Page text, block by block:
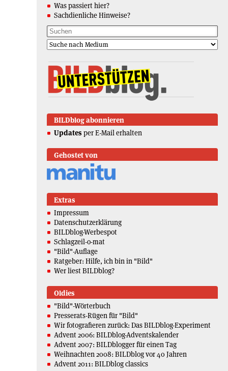
Was passiert hier?
Sachdienliche Hinweise?
BILDblog abonnieren
Updates per E-Mail erhalten
Gehostet von
Extras
Impressum
Datenschutzerklärung
BILDblog-Werbespot
Schlagzeil-o-mat
"Bild"-Auflage
Ratgeber: Hilfe, ich bin in "Bild"
Wer liest BILDblog?
Oldies
"Bild"-Wörterbuch
Presserats-Rügen für "Bild"
Wir fotografieren zurück: Das BILDblog-Experiment
Advent 2006: BILDblog-Adventskalender
Advent 2007: BILDblogger für einen Tag
Weihnachten 2008: BILDblog vor 40 Jahren
Advent 2011: BILDblog classics